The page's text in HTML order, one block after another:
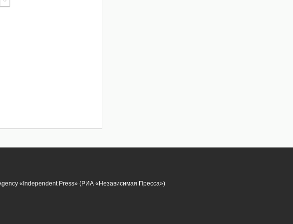
«Independent Press» (РИА «Независимая Пресса»)